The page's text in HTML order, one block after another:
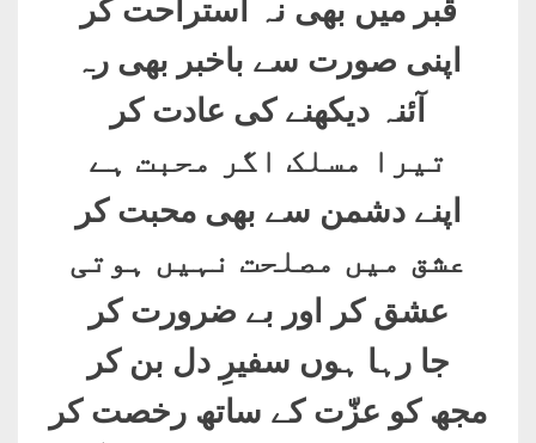
قبر میں بھی نہ استراحت کر
اپنی صورت سے باخبر بھی رہ
آئنہ دیکھنے کی عادت کر
تیرا مسلک اگر محبت ہے
اپنے دشمن سے بھی محبت کر
عشق میں مصلحت نہیں ہوتی
عشق کر اور بے ضرورت کر
جا رہا ہوں سفیرِ دل بن کر
مجھ کو عزّت کے ساتھ رخصت کر